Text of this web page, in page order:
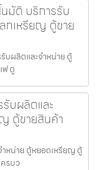
มัติ บริการรับ
กเหรียญ ตู้ขาย
บผลิตและจำหน่าย ตู้
ฟ ตู
บผลิตและ
ตู้ขายสินค้า
หน่าย ตู้หยอดเหรียญ ตู้
รบว